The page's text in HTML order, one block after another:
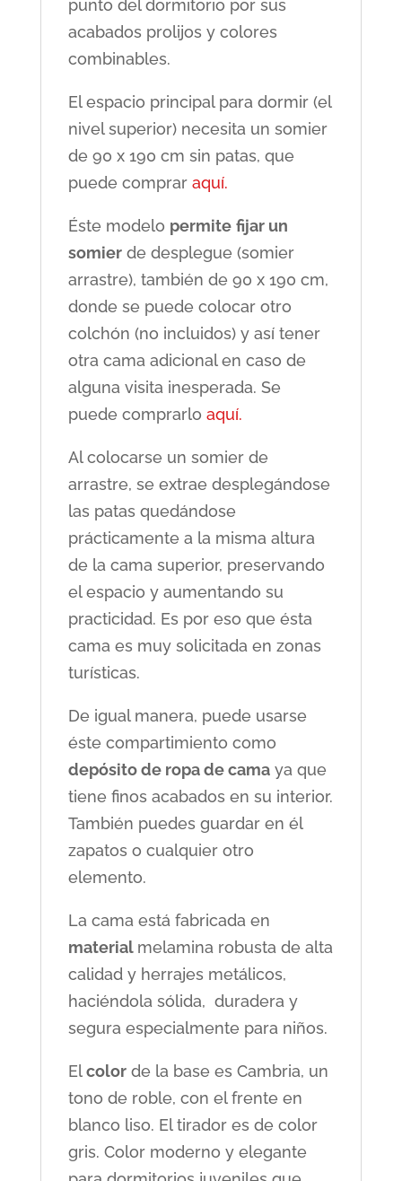
punto del dormitorio por sus
acabados prolijos y colores
combinables.
El espacio principal para dormir (el
nivel superior) necesita un somier
de 90 x 190 cm sin patas, que
puede comprar aquí.
Éste modelo permite fijar un
somierde desplegue (somier
arrastre), también de 90 x 190 cm,
donde se puede colocar otro
colchón (no incluidos) y así tener
otra cama adicional en caso de
alguna visita inesperada. Se
puede comprarlo aquí.
Al colocarse un somier de
arrastre, se extrae desplegándose
las patas quedándose
prácticamente a la misma altura
de la cama superior, preservando
el espacio y aumentando su
practicidad. Es por eso que ésta
cama es muy solicitada en zonas
turísticas.
De igual manera, puede usarse
éste compartimiento como
depósito de ropa de camaya que
tiene finos acabados en su interior.
También puedes guardar en él
zapatos o cualquier otro
elemento.
La cama está fabricada en
material melamina robusta de alta
calidad y herrajes metálicos,
haciéndola sólida, duradera y
segura especialmente para niños.
Elcolorde la base es Cambria, un
tono de roble, con el frente en
blanco liso. El tirador es de color
gris. Color moderno y elegante